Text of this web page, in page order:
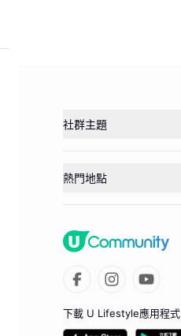
社群主題
熱門地點
下載 U Lifestyle應用程式